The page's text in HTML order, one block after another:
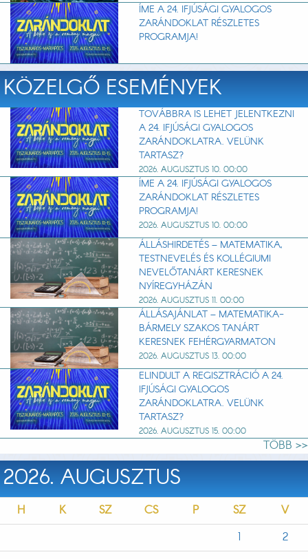
ÍME A 24. IFJÚSÁGI GYALOGOS
ZARÁNDOKLAT RÉSZLETES
PROGRAMJA!
KÖZELGŐ ESEMÉNYEK
TOVÁBBRA IS LEHET JELENTKEZNI
A 24. IFJÚSÁGI GYALOGOS
ZARÁNDOKLATRA. VELÜNK
TARTASZ?
2026. AUGUSZTUS 10. 00:00
ÍME A 24. IFJÚSÁGI GYALOGOS
ZARÁNDOKLAT RÉSZLETES
PROGRAMJA!
2026. AUGUSZTUS 10. 00:00
ÁLLÁSHIRDETÉS – MATEMATIKA,
TESTNEVELÉS ÉS KOLLÉGIUMI
NEVELŐTANÁRT KERESNEK
NYÍREGYHÁZÁN
2026. AUGUSZTUS 11. 00:00
ÁLLÁSAJÁNLAT – MATEMATIKA-
BÁRMELY SZAKOS TANÁRT
KERESNEK FEHÉRGYARMATON
2026. AUGUSZTUS 13. 00:00
ELINDULT A REGISZTRÁCIÓ A 24.
IFJÚSÁGI GYALOGOS
ZARÁNDOKLATRA. VELÜNK
TARTASZ?
2026. AUGUSZTUS 15. 00:00
TÖBB >>
2026. AUGUSZTUS
H K SZ CS P SZ
V
1
2